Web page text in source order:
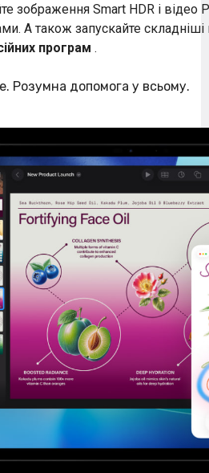
зображення Smart HDR і
А також запускайте складніші
програм .
Розумна допомога у всьому.